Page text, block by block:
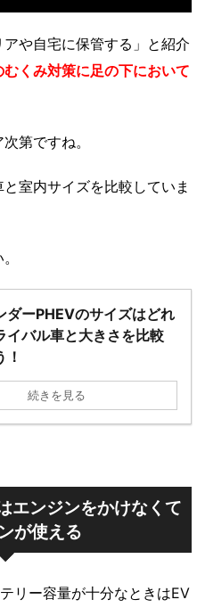
アや自宅に保管する」と紹介
むくみ対策に足の下において
第ですね。
室内サイズを比較していま
ダーPHEVのサイズはどれ
イバル車と大きさを比較
！
続きを見る
エンジンをかけなくて
が使える
リー容量が十分なときはEV